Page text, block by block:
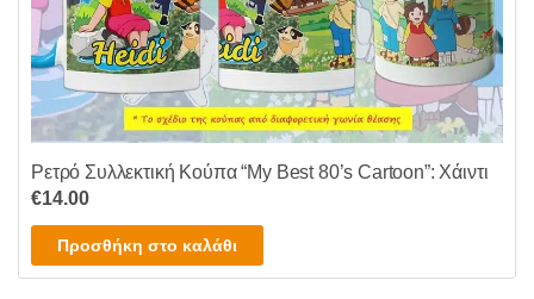
Ρετρό Συλλεκτική Κούπα “My Best 80’s Cartoon”: Χάιντι
€14.00
Προσθήκη στο καλάθι